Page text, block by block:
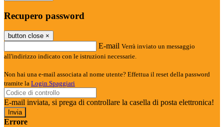
Recupero password
button close ×
E-mail Verrà inviato un messaggio
all'indirizzo indicato con le istruzioni necessarie.
Non hai una e-mail associata al nome utente? Effettua il reset della password
tramite la Login Spaggiari
E-mail inviata, si prega di controllare la casella di posta elettronica!
Errore